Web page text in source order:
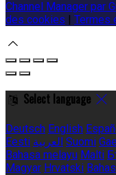
Channel Manager par
des cookies
Termes
Select language
Deutsch English
Eesti العربية Suomi
Bahasa melayu Malti
Magyar Hrvatski